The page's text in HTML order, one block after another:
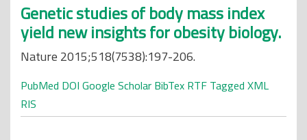
Genetic studies of body mass index
yield new insights for obesity biology.
Nature 2015;518(7538):197-206.
PubMed DOI Google Scholar BibTex RTF Tagged XML
RIS